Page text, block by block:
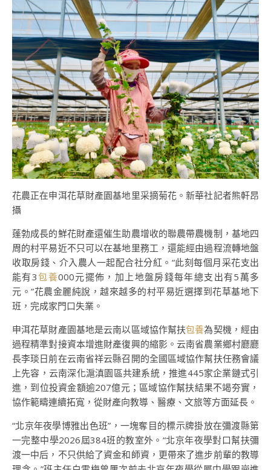
花農正在申洱花草財產園基地里采摘菊花。新華社記者熊軒昂
攝
蓬勃成長的鮮花財產還催生助農增收的聯農帶農機制，基地四
周的村平易近不只可以在基地里務工，還能經由過程流轉地盤
收取房錢、介入農人一起配合社分紅。“此刻每個月采花支出
能有3包養000元擺佈，加上地盤房錢每年總支出有5萬多
元。”花農金麗純說，越來越多的村平易近選擇到花草基地下
班，完成家門口失業。
申洱花草財產園基地是云南以區域協作幫扶包養為契機，經由
過程精準對接資本增進財產復興的縮影。云南省農業鄉村廳廳
長李琰日前在云南省祥云縣召開的全國區域協作幫扶任務會議
上先容，云南深化滬滇園區共建系統，推進445家企業鏈式引
進，到位投資金額逾207億元；區域協作幫扶結果不竭夯實，
協作範疇連續拓寬，從財產向教導、醫療、文旅等方面延長。
“北京年夜學博雅出色班”，一塊奪目的標示牌掛放在彌渡縣第
一完整中學2026屆384班的教室外。“北京年夜學對口幫扶彌
渡一中后，不只供給了資金和師資，更帶來了進步前輩的教導